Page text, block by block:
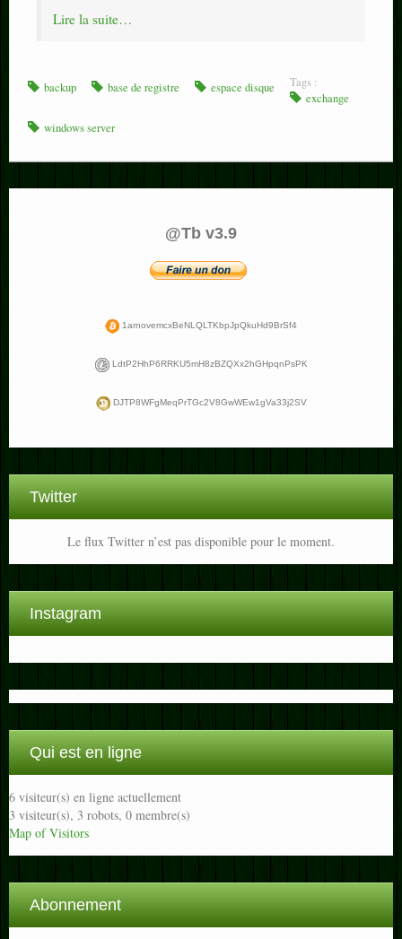
Lire la suite…
Tags :
backup base de registre espace disque
exchange
windows server
@Tb v3.9
1arnovemcxBeNLQLTKbpJpQkuHd9BrSf4
LdtP2HhP6RRKU5mH8zBZQXx2hGHpqnPsPK
DJTP8WFgMeqPrTGc2V8GwWEw1gVa33j2SV
Twitter
Le flux Twitter n’est pas disponible pour le moment.
Instagram
Qui est en ligne
6 visiteur(s) en ligne actuellement
3 visiteur(s), 3 robots, 0 membre(s)
Map of Visitors
Abonnement